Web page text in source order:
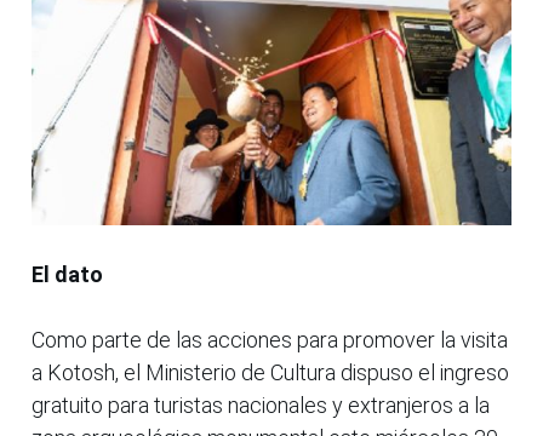
El dato
Como parte de las acciones para promover la visita
a Kotosh, el Ministerio de Cultura dispuso el ingreso
gratuito para turistas nacionales y extranjeros a la